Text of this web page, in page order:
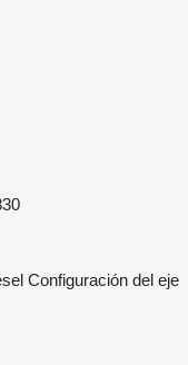
Configuración del eje